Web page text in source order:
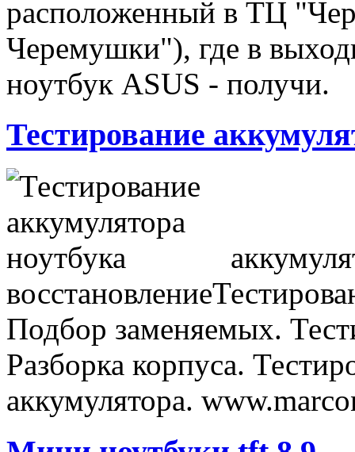
расположенный в ТЦ
Черемушки"), где в
ноутбук ASUS - получи.
Тестирование
Подбор заменяемых.
Разборка корпуса.
аккумулятора.